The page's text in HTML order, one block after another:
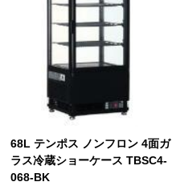
68L テンポス ノンフロン 4面ガ
ラス冷蔵ショーケース TBSC4-
068-BK